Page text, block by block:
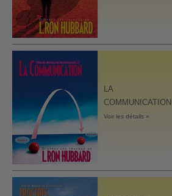
LA
COMMUNICATION
Voir les détails »